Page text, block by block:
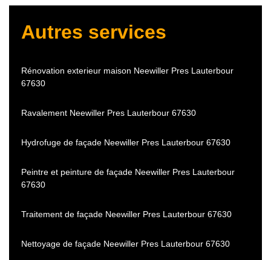
Autres services
Rénovation exterieur maison Neewiller Pres Lauterbour
67630
Ravalement Neewiller Pres Lauterbour 67630
Hydrofuge de façade Neewiller Pres Lauterbour 67630
Peintre et peinture de façade Neewiller Pres Lauterbour
67630
Traitement de façade Neewiller Pres Lauterbour 67630
Nettoyage de façade Neewiller Pres Lauterbour 67630